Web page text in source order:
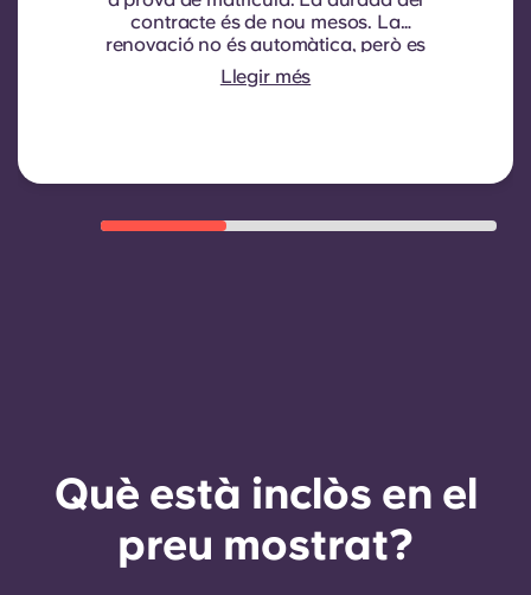
contracte és de nou mesos. La
renovació no és automàtica, però es
pot oferir mitjançant un nou
contracte, subjecte a criteris
disponibilitat d'habitacions.
Llegir més
Què està inclòs en el
preu mostrat?